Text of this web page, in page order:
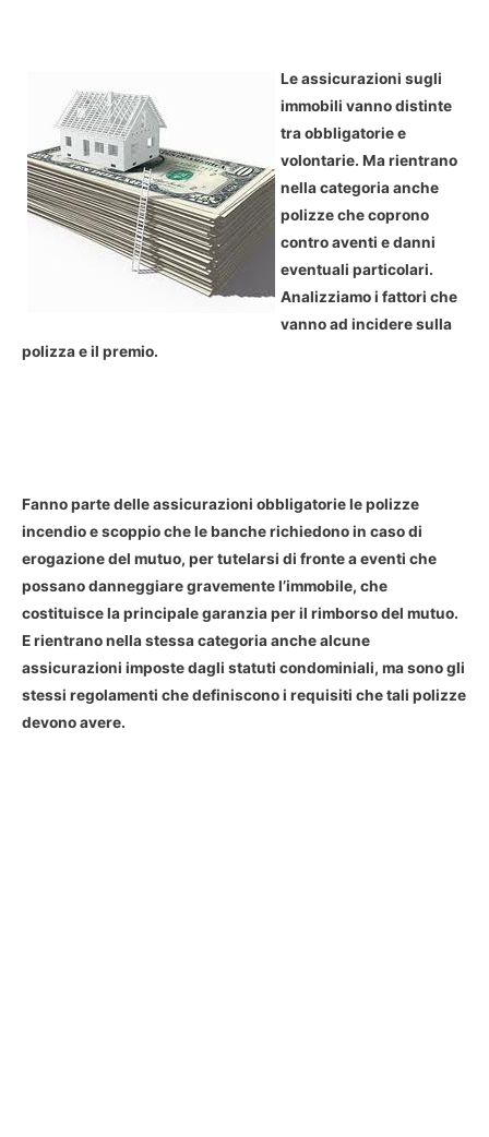
Le assicurazioni sugli
immobili vanno distinte
tra obbligatorie e
volontarie. Ma rientrano
nella categoria anche
polizze che coprono
contro aventi e danni
eventuali particolari.
Analizziamo i fattori che
vanno ad incidere sulla
polizza e il premio.
Fanno parte delle assicurazioni obbligatorie le polizze
incendio e scoppio che le banche richiedono in caso di
erogazione del mutuo, per tutelarsi di fronte a eventi che
possano danneggiare gravemente l’immobile, che
costituisce la principale garanzia per il rimborso del mutuo.
E rientrano nella stessa categoria anche alcune
assicurazioni imposte dagli statuti condominiali, ma sono gli
stessi regolamenti che definiscono i requisiti che tali polizze
devono avere.